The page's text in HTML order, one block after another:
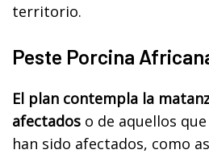
territorio.
Peste Porcina
El plan contempla la
afectados o de aquellos
han sido afectados, como